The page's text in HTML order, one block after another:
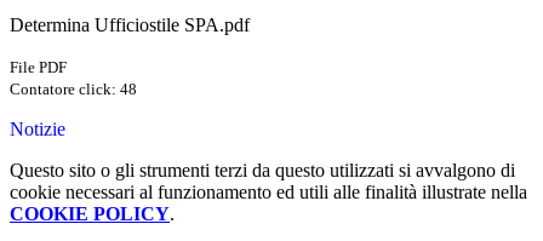
Determina Ufficiostile SPA.pdf
File PDF
Contatore click: 48
Notizie
Questo sito o gli strumenti terzi da questo utilizzati si avvalgono di
cookie necessari al funzionamento ed utili alle finalità illustrate nella
COOKIE POLICY.